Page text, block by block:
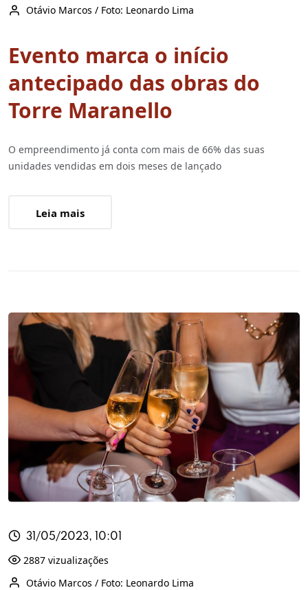
Otávio Marcos / Foto: Leonardo Lima
Evento marca o início
antecipado das obras do
Torre Maranello
O empreendimento já conta com mais de 66% das suas
unidades vendidas em dois meses de lançado
Leia mais
31/05/2023, 10:01
2887 vizualizações
Otávio Marcos / Foto: Leonardo Lima